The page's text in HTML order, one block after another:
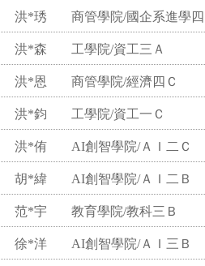
洪*琇 商管學院/國企系進學四
洪*森 工學院/資工三Ａ
洪*恩 商管學院/經濟四Ｃ
洪*鈞 工學院/資工一Ｃ
洪*侑 AI創智學院/ＡＩ二Ｃ
胡*緯 AI創智學院/ＡＩ二Ｂ
范*宇 教育學院/教科三Ｂ
徐*洋 AI創智學院/ＡＩ三Ｂ